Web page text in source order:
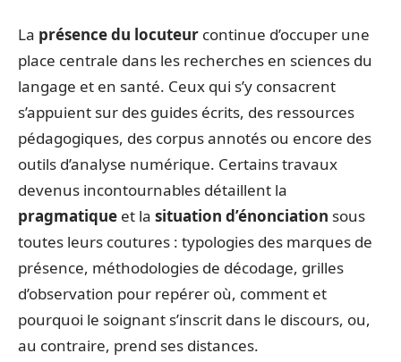
La présence du locuteur continue d’occuper une
place centrale dans les recherches en sciences du
langage et en santé. Ceux qui s’y consacrent
s’appuient sur des guides écrits, des ressources
pédagogiques, des corpus annotés ou encore des
outils d’analyse numérique. Certains travaux
devenus incontournables détaillent la
pragmatique et la situation d’énonciation sous
toutes leurs coutures : typologies des marques de
présence, méthodologies de décodage, grilles
d’observation pour repérer où, comment et
pourquoi le soignant s’inscrit dans le discours, ou,
au contraire, prend ses distances.